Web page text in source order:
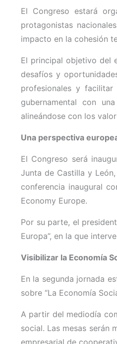
El Congreso estará
protagonistas
impacto en la cohesión
El principal objetivo del
desafíos y
profesionales y
gubernamental con
alineándose con los
Una perspectiva
El Congreso será
Junta de Castilla y
conferencia inaugural
Economy Europe.
Por su parte, el
Europa”, en la que
Visibilizar la Economía
En la segunda jornada
sobre “La Economía
A partir del mediodía
social. Las mesas serán
empresarial de